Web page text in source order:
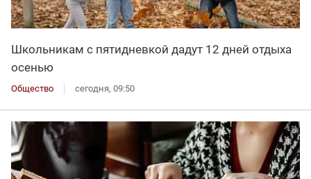
Школьникам с пятидневкой дадут 12 дней отдыха
осенью
Общество сегодня, 09:50